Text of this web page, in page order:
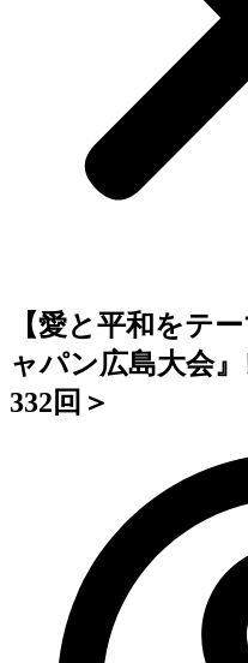
【愛と平和をテ
ャパン広島大会
332回＞